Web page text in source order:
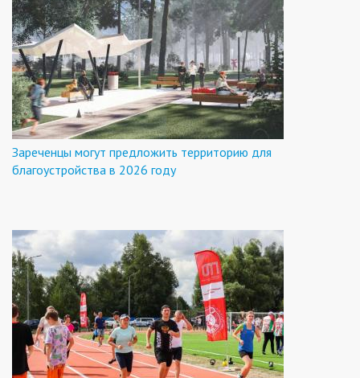
Зареченцы могут предложить территорию для
благоустройства в 2026 году